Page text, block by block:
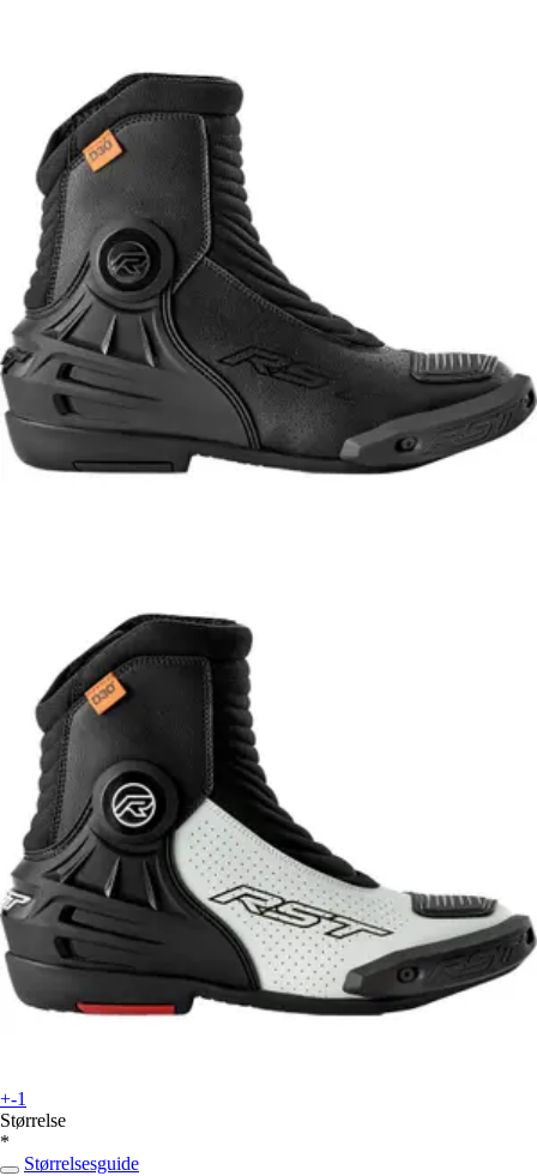
+-1
Størrelse
*
Størrelsesguide